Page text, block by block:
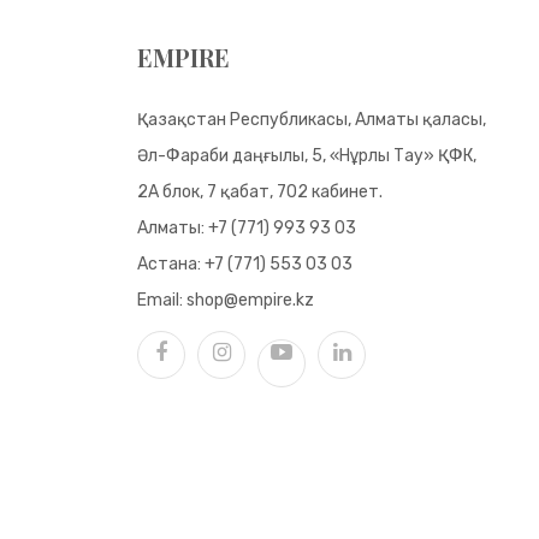
EMPIRE
Қазақстан Республикасы, Алматы қаласы,
Әл-Фараби даңғылы, 5, «Нұрлы Тау» ҚФК,
2А блок, 7 қабат, 702 кабинет.
Алматы: +7 (771) 993 93 03
Астана: +7 (771) 553 03 03
Email: shop@empire.kz